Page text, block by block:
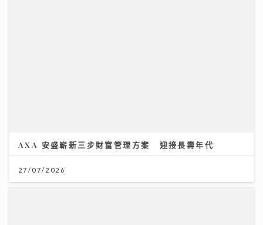
AXA 安盛嶄新三步財富管理方案 迎接長壽年代
27/07/2026